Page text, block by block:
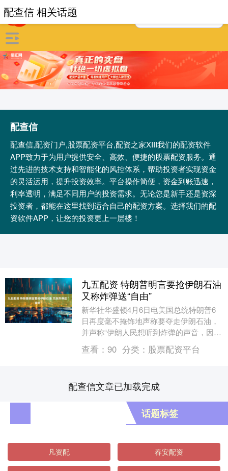
配查信
配查信,配资门户,股票配资平台,配资之家XIII‌我们的配资软件
APP致力于为用户提供安全、高效、便捷的股票配资服务。通
过先进的技术支持和智能化的风控体系，帮助投资者实现资金
的灵活运用，提升投资效率。平台操作简便，资金到账迅速，
利率透明，满足不同用户的投资需求。无论您是新手还是资深
投资者，都能在这里找到适合自己的配资方案。选择我们的配
资软件APP，让您的投资更上一层楼！
配查信 相关话题
九五配资 特朗普明言要抢伊朗石油
又称炸弹送“自由”
新华社华盛顿4月6日电美国总统特朗普6
日再度毫不掩饰地声称要夺走伊朗石油，
并声称“伊朗人民想听到炸弹的声音，因为
他们想要自由”。 特朗普当天在白宫举行
的复活节“....
查看： 90 分类： 股票配资平台
配查信文章已加载完成
话题标签
凡资配 春安配资